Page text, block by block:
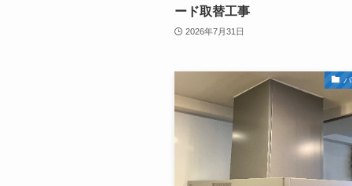
ード取替工事
2026年7月31日